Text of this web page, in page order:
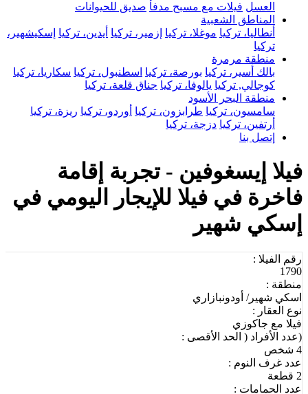
العسل فيلات مع مسبح مدفأ صديق للحيوانات
المناطق الشعبية
أنطاليا، تركيا موغلا، تركيا إزمير، تركيا أيدين، تركيا إسكيشهير،
تركيا
منطقة مرمرة
بالك أسير، تركيا بورصة، تركيا اسطنبول، تركيا سكاريا، تركيا
كوجالي, تركيا يالوفا، تركيا جناق قلعة، تركيا
منطقة البحر الأسود
سامسون، تركيا طرابزون، تركيا أوردو، تركيا ريزة، تركيا
أرتفين، تركيا دزجة، تركيا
إتصل بنا
فيلا إيسغوفين - تجربة إقامة
فاخرة في فيلا للإيجار اليومي في
إسكي شهير
رقم الفيلا :
1790
منطقة :
اسكي شهير/ أودونبازاري
نوع العقار :
فيلا مع جاكوزي
(عدد الأفراد ( الحد الأقصى :
4 شخص
عدد غرف النوم :
2 قطعة
عدد الحمامات :